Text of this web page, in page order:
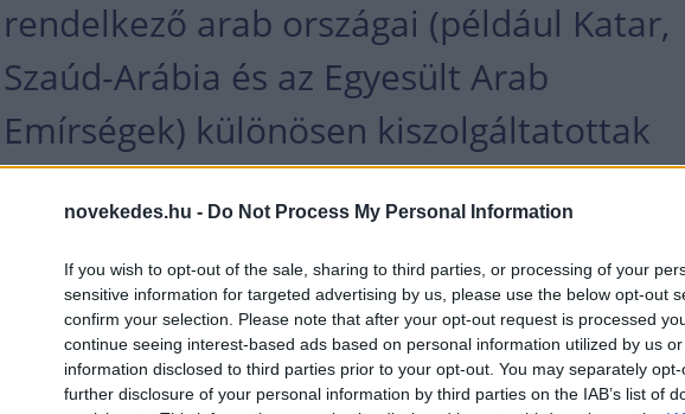
novekedes.hu - Do Not Process My Personal Information
If you wish to opt-out of the sale, sharing to third parties, or processing of your
sensitive information for targeted advertising by us, please use the below opt-out
confirm your selection. Please note that after your opt-out request is processed
continue seeing interest-based ads based on personal information utilized by us
information disclosed to third parties prior to your opt-out. You may separately
further disclosure of your personal information by third parties on the IAB’s list of
rendelkező arab országai (például Katar,
Szaúd-Arábia és az Egyesült Arab
Emírségek) különösen kiszolgáltatottak
ezeknek a támadásoknak.
A légicsapások előzménye, hogy a teheráni vezetés gyakorlatilag
minden olyan térségbeli országot ellenségként kezel, amelyik
katonai bázisoknak ad otthont.